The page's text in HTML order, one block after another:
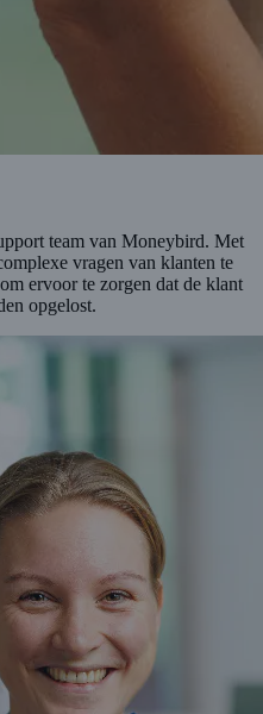
team van Moneybird. Met
vragen van klanten te
ervoor te zorgen dat de klant
opgelost.